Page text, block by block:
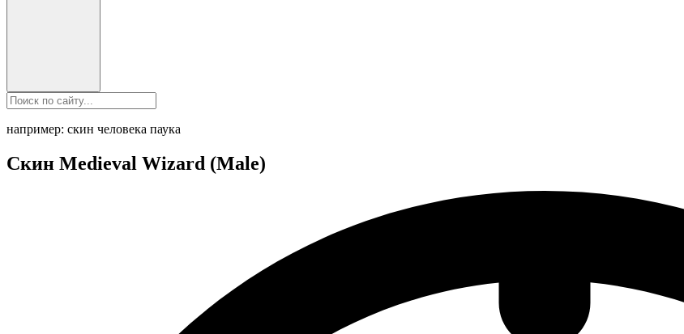
например: скин человека паука
Скин Medieval Wizard (Male)